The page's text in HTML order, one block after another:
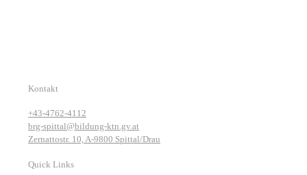
Kontakt
+43-4762-4112
brg-spittal@bildung-ktn.gv.at
Zernattostr. 10, A-9800 Spittal/Drau
Quick Links